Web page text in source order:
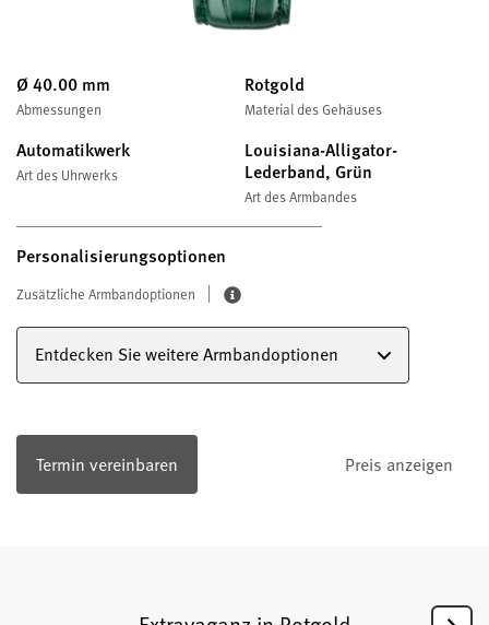
Ø 40.00 mm
Abmessungen
Rotgold
Material des Gehäuses
Automatikwerk
Art des Uhrwerks
Louisiana-Alligator-
Lederband, Grün
Art des Armbandes
Personalisierungsoptionen
Zusätzliche Armbandoptionen
Entdecken Sie weitere Armbandoptionen
Termin vereinbaren Preis anzeigen